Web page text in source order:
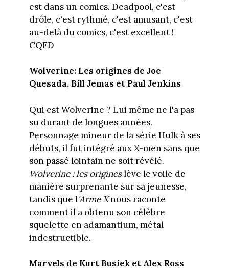
est dans un comics. Deadpool, c'est
drôle, c'est rythmé, c'est amusant, c'est
au-delà du comics, c'est excellent !
CQFD
Wolverine: Les origines de Joe
Quesada, Bill Jemas et Paul Jenkins
Qui est Wolverine ? Lui même ne l'a pas
su durant de longues années.
Personnage mineur de la série Hulk à ses
débuts, il fut intégré aux X-men sans que
son passé lointain ne soit révélé.
Wolverine : les origineslève le voile de
manière surprenante sur sa jeunesse,
tandis que l'Arme Xnous raconte
comment il a obtenu son célèbre
squelette en adamantium, métal
indestructible.
Marvels de Kurt Busiek et Alex Ross